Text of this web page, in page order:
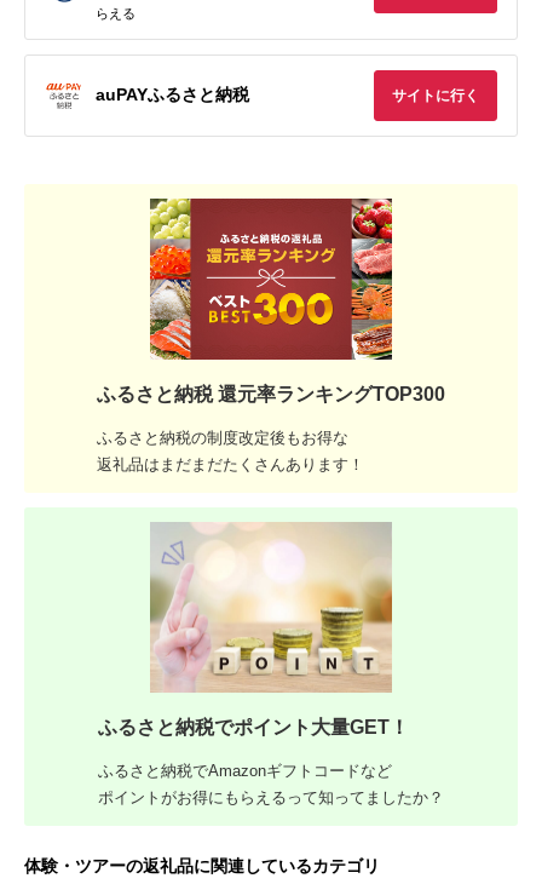
らえる
auPAYふるさと納税 サイトに行く
ふるさと納税 還元率ランキングTOP300
ふるさと納税の制度改定後もお得な
返礼品はまだまだたくさんあります！
ふるさと納税でポイント大量GET！
ふるさと納税でAmazonギフトコードなど
ポイントがお得にもらえるって知ってましたか？
体験・ツアーの返礼品に関連しているカテゴリ